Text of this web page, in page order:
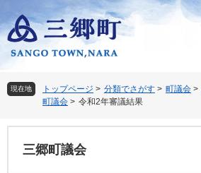
ー
ジ
頭
で
。
ニ
ュ
飛
ば
て
現在地 トップページ > 分類でさがす > 町議会 >
町議会 > 令和2年審議結果
三郷町議会